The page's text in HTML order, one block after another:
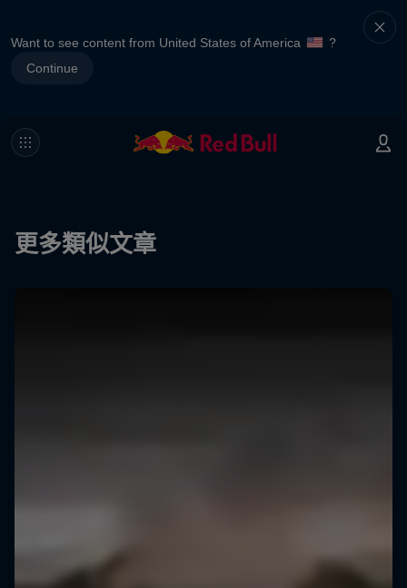
Want to see content from United States of America
?
Continue
更多類似文章